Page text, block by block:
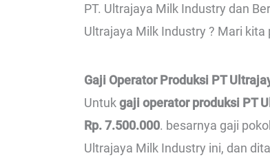
PT. Ultrajaya Milk Industry dan
Ultrajaya Milk Industry ? Mari kita
Gaji Operator Produksi PT
Untukgaji operator produksi PT
Rp. 7.500.000. besarnya gaji
Ultrajaya Milk Industry ini, dan